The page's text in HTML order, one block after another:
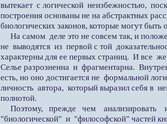
вытекает с логической неизбежностью,
построения основаны не на абстрактных
биологических законов, которые могут
На самом деле это не совсем так, и
не выводятся из первой с той
характерны для ее первых страниц. И все же
Селье разрозненна и фрагментарна.
есть, но оно достигается не формальной
личность автора, который выразил себя в
полнотой.
Поэтому, прежде чем анализировать
"биологической" и "философской" частей